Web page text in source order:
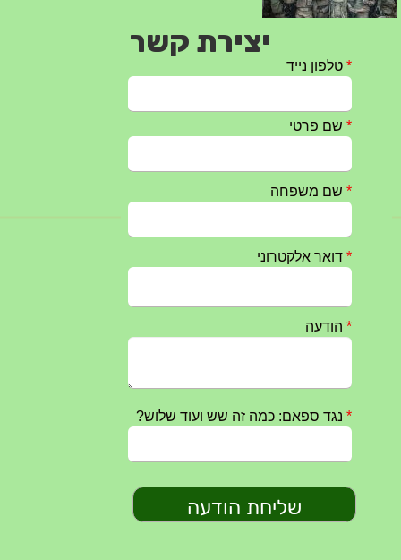
טקס ההתיחדות עם החללים לשנת 2025 – 10 יוני 2025
מופע הגבעטרון ב 10.10.2024 נדחה בשל המצב הבטחוני
חרבות ברזל – הודעה 1 – 14.10.2023
יצירת קשר